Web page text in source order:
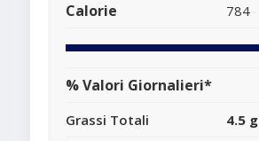
Calorie 784
% Valori Giornalieri*
Grassi Totali 4.5 g